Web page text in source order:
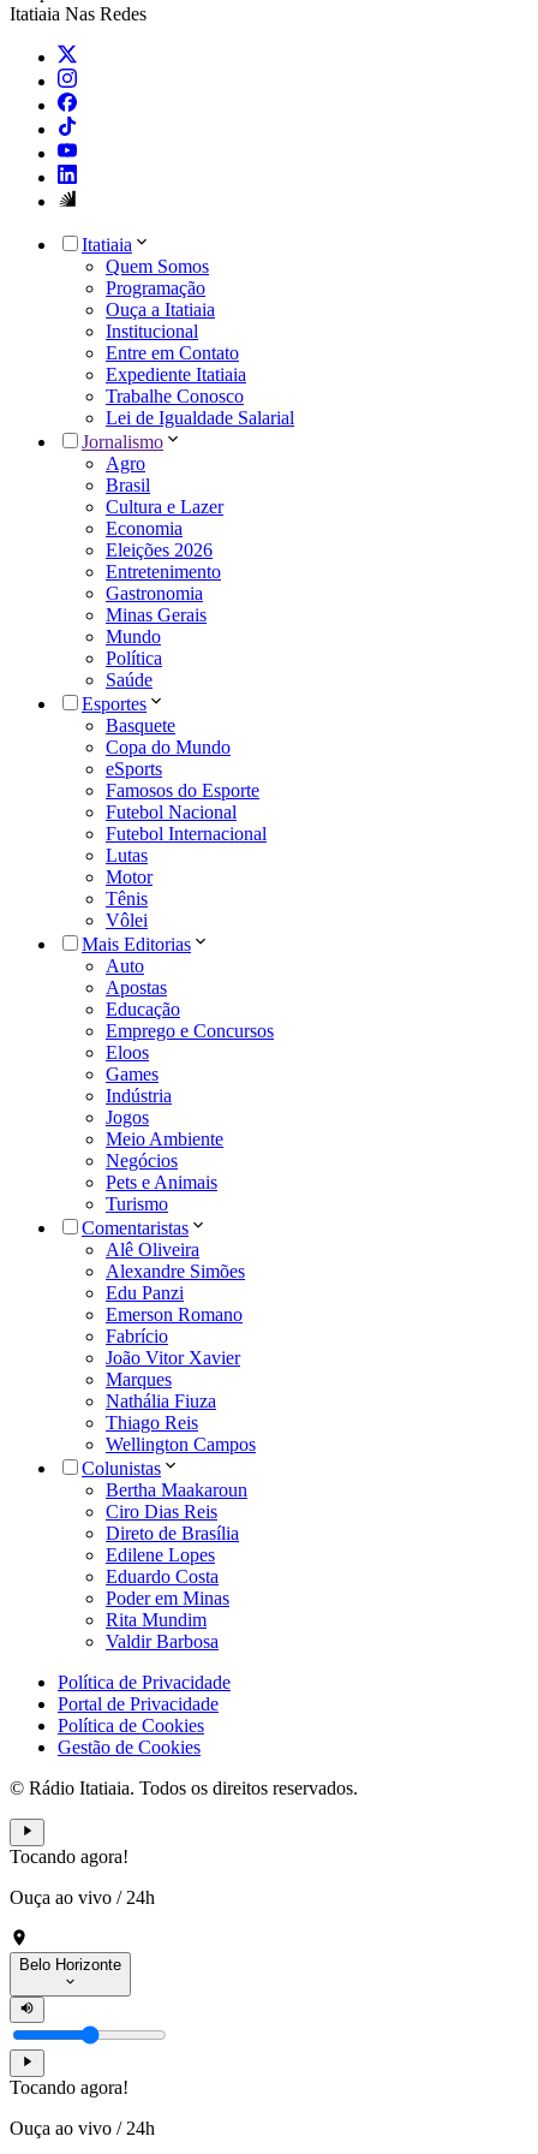
Itatiaia Nas Redes
Itatiaia
Quem Somos
Programação
Ouça a Itatiaia
Institucional
Entre em Contato
Expediente Itatiaia
Trabalhe Conosco
Lei de Igualdade Salarial
Jornalismo
Agro
Brasil
Cultura e Lazer
Economia
Eleições 2026
Entretenimento
Gastronomia
Minas Gerais
Mundo
Política
Saúde
Esportes
Basquete
Copa do Mundo
eSports
Famosos do Esporte
Futebol Nacional
Futebol Internacional
Lutas
Motor
Tênis
Vôlei
Mais Editorias
Auto
Apostas
Educação
Emprego e Concursos
Eloos
Games
Indústria
Jogos
Meio Ambiente
Negócios
Pets e Animais
Turismo
Comentaristas
Alê Oliveira
Alexandre Simões
Edu Panzi
Emerson Romano
Fabrício
João Vitor Xavier
Marques
Nathália Fiuza
Thiago Reis
Wellington Campos
Colunistas
Bertha Maakaroun
Ciro Dias Reis
Direto de Brasília
Edilene Lopes
Eduardo Costa
Poder em Minas
Rita Mundim
Valdir Barbosa
Política de Privacidade
Portal de Privacidade
Política de Cookies
Gestão de Cookies
© Rádio Itatiaia. Todos os direitos reservados.
Tocando agora!
Ouça ao vivo / 24h
Belo Horizonte
Tocando agora!
Ouça ao vivo / 24h